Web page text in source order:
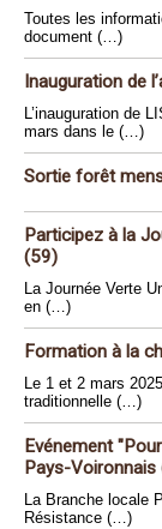
Toutes les
document (…)
Inauguration de
L’inauguration de
mars dans le (…)
Sortie forêt
Participez à la
(59)
La Journée Verte
en (…)
Formation à la
Le 1 et 2 mars
traditionnelle (…)
Evénement
Pays-Voironnais
La Branche locale
Résistance (…)